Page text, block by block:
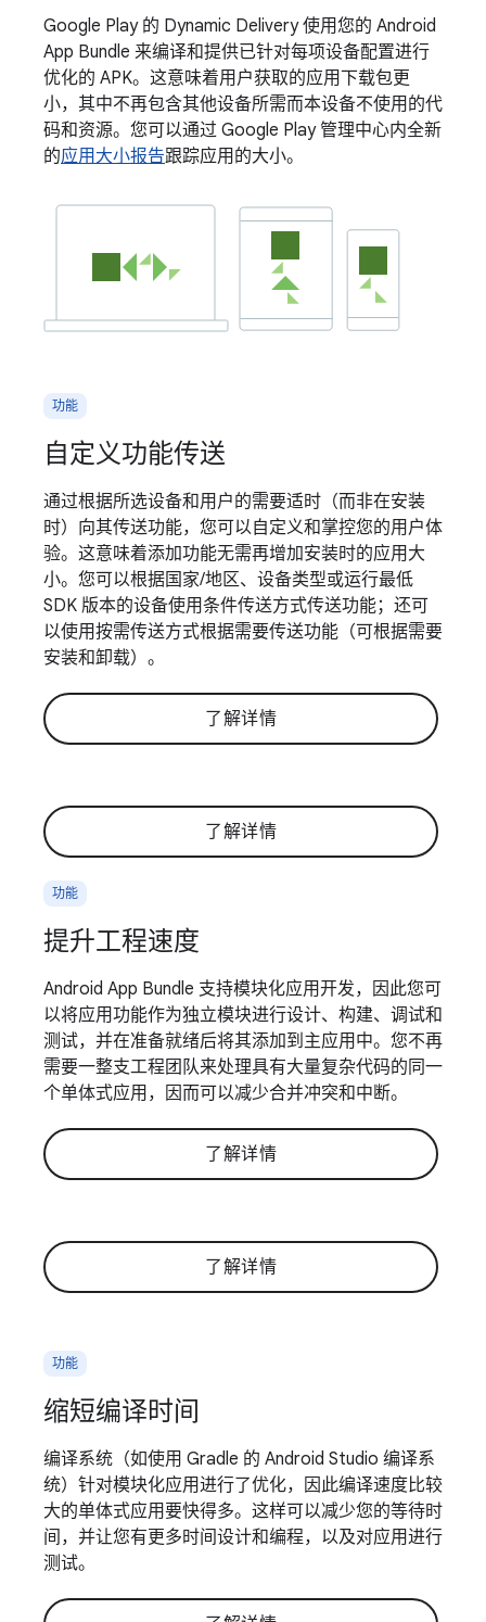
Google Play 的 Dynamic Delivery 使用您的 Android
App Bundle 来编译和提供已针对每项设备配置进行
优化的 APK。这意味着用户获取的应用下载包更
小，其中不再包含其他设备所需而本设备不使用的代
码和资源。您可以通过 Google Play 管理中心内全新
的应用大小报告跟踪应用的大小。
功能
自定义功能传送
通过根据所选设备和用户的需要适时（而非在安装
时）向其传送功能，您可以自定义和掌控您的用户体
验。这意味着添加功能无需再增加安装时的应用大
小。您可以根据国家/地区、设备类型或运行最低
SDK 版本的设备使用条件传送方式传送功能；还可
以使用按需传送方式根据需要传送功能（可根据需要
安装和卸载）。
了解详情
了解详情
功能
提升工程速度
Android App Bundle 支持模块化应用开发，因此您可
以将应用功能作为独立模块进行设计、构建、调试和
测试，并在准备就绪后将其添加到主应用中。您不再
需要一整支工程团队来处理具有大量复杂代码的同一
个单体式应用，因而可以减少合并冲突和中断。
了解详情
了解详情
功能
缩短编译时间
编译系统（如使用 Gradle 的 Android Studio 编译系
统）针对模块化应用进行了优化，因此编译速度比较
大的单体式应用要快得多。这样可以减少您的等待时
间，并让您有更多时间设计和编程，以及对应用进行
测试。